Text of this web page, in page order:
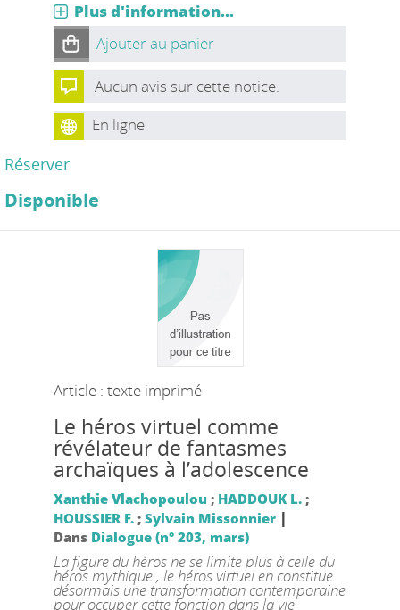
Plus d'information...
Ajouter au panier
Aucun avis sur cette notice.
En ligne
Réserver
Disponible
Article : texte imprimé
Le héros virtuel comme
révélateur de fantasmes
archaïques à l’adolescence
Xanthie Vlachopoulou ; HADDOUK L.;
HOUSSIER F.; Sylvain Missonnier |
Dans Dialogue (n° 203, mars)
La figure du héros ne se limite plus à celle du
héros mythique , le héros virtuel en constitue
désormais une transformation contemporaine
pour occuper cette fonction dans la vie